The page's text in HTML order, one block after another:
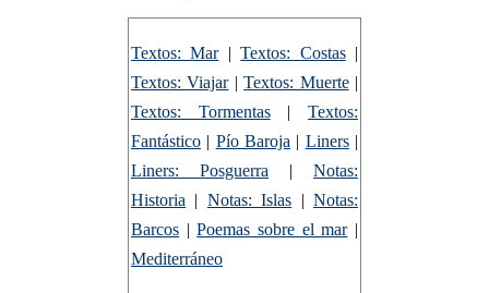
Textos: Mar|Textos: Costas|
Textos: Viajar|Textos: Muerte|
Textos: Tormentas|Textos:
Fantástico | Pío Baroja | Liners|
Liners: Posguerra | Notas:
Historia | Notas: Islas |Notas:
Barcos |Poemas sobre el mar|
Mediterráneo